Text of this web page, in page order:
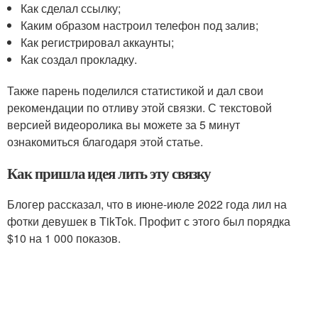
Как сделал ссылку;
Каким образом настроил телефон под залив;
Как регистрировал аккаунты;
Как создал прокладку.
Также парень поделился статистикой и дал свои
рекомендации по отливу этой связки. С текстовой
версией видеоролика вы можете за 5 минут
ознакомиться благодаря этой статье.
Как пришла идея лить эту связку
Блогер рассказал, что в июне-июле 2022 года лил на
фотки девушек в TikTok. Профит с этого был порядка
$10 на 1 000 показов.